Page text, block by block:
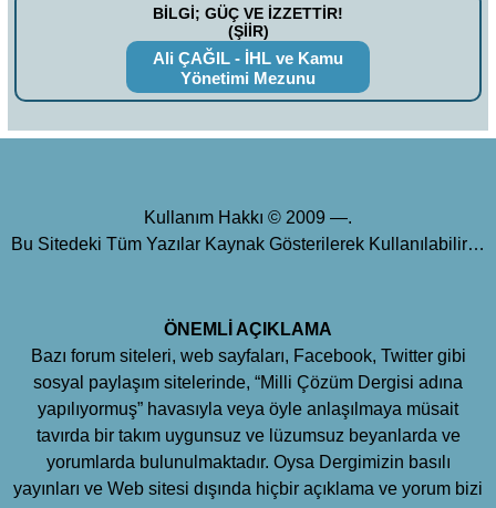
BİLGİ; GÜÇ VE İZZETTİR!
(ŞİİR)
Ali ÇAĞIL - İHL ve Kamu
Yönetimi Mezunu
Kullanım Hakkı © 2009 —.
Bu Sitedeki Tüm Yazılar Kaynak Gösterilerek Kullanılabilir…
ÖNEMLİ AÇIKLAMA
Bazı forum siteleri, web sayfaları, Facebook, Twitter gibi
sosyal paylaşım sitelerinde, “Milli Çözüm Dergisi adına
yapılıyormuş” havasıyla veya öyle anlaşılmaya müsait
tavırda bir takım uygunsuz ve lüzumsuz beyanlarda ve
yorumlarda bulunulmaktadır. Oysa Dergimizin basılı
yayınları ve Web sitesi dışında hiçbir açıklama ve yorum bizi